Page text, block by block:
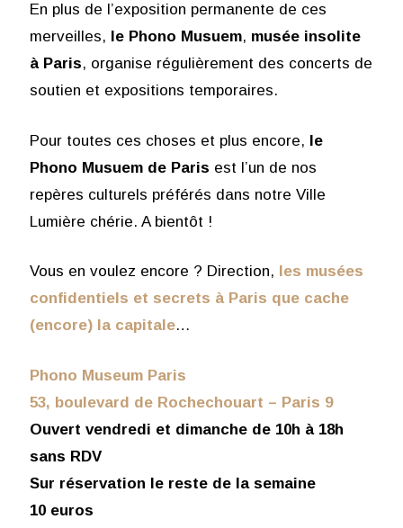
En plus de l’exposition permanente de ces
merveilles,
le Phono Musuem, musée insolite
à Paris, organise régulièrement des concerts de
soutien et expositions temporaires.
Pour toutes ces choses et plus encore, le
Phono Musuem de Paris est l’un de nos
repères culturels préférés dans notre Ville
Lumière chérie. A bientôt !
Vous en voulez encore ? Direction,
les musées
confidentiels et secrets à Paris que cache
(encore) la capitale…
Phono Museum Paris
53, boulevard de Rochechouart – Paris 9
Ouvert vendredi et dimanche de 10h à 18h
sans RDV
Sur réservation le reste de la semaine
10 euros